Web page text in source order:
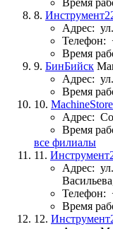
8.
Адрес:
Телефон:
Время
9. БинБийск
Адрес:
Время
10. MachineStore
Адрес:
Время
все филиалы
11.
Адрес:
Телефон:
Время
12.